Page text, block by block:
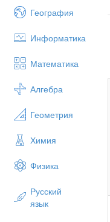
География
Информатика
Математика
Алгебра
Геометрия
Химия
Физика
Русский
язык